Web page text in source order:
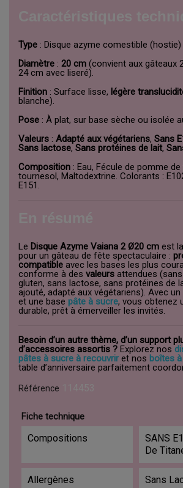
Type : Disque azyme comestible (hostie)
Diamètre : 20 cm (convient aux gâteaux
24 cm avec liseré).
Finition : Surface lisse, légère
blanche).
Pose : À plat, sur base sèche ou isolée
Valeurs : Adapté aux végétariens, Sans
Sans lactose, Sans protéines de lait,
Composition : Eau, Fécule de pomme
tournesol, Maltodextrine. Colorants :
E151.
Le Disque Azyme Vaiana 2 Ø20 cm est la
pour un gâteau de fête spectaculaire :
compatible avec les bases les plus
conforme à des valeurs attendues
gluten, sans lactose, sans protéines de
ajouté, adapté aux végétariens). Avec un
et une base pâte à sucre, vous obtenez
durable, prêt à émerveiller les invités.
Besoin d’un autre thème, d’un support
d’accessoires assortis ? Explorez nos
pâtes à sucre à recouvrir et nos boîtes
table d’anniversaire parfaitement
Référence
Fiche technique
Compositions
SANS
De
Allergènes
Sans